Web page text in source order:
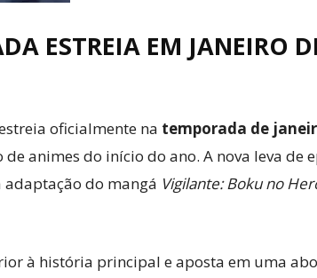
ESTREIA EM JANEIRO
oficialmente na temporada de
animes do início do ano. A nova leva de
do mangá Vigilante: Boku no
à história principal e aposta em uma